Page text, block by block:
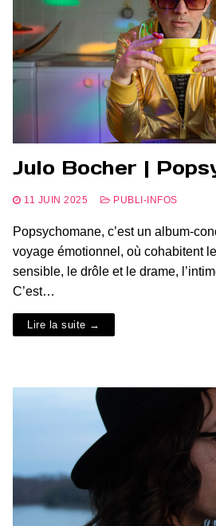
Julo Bocher |
11 JUIN 2025 PUBLI-INFOS
Popsychomane, c’est un album-
voyage émotionnel, où cohabitent
sensible, le drôle et le drame,
C’est…
Lire la suite →